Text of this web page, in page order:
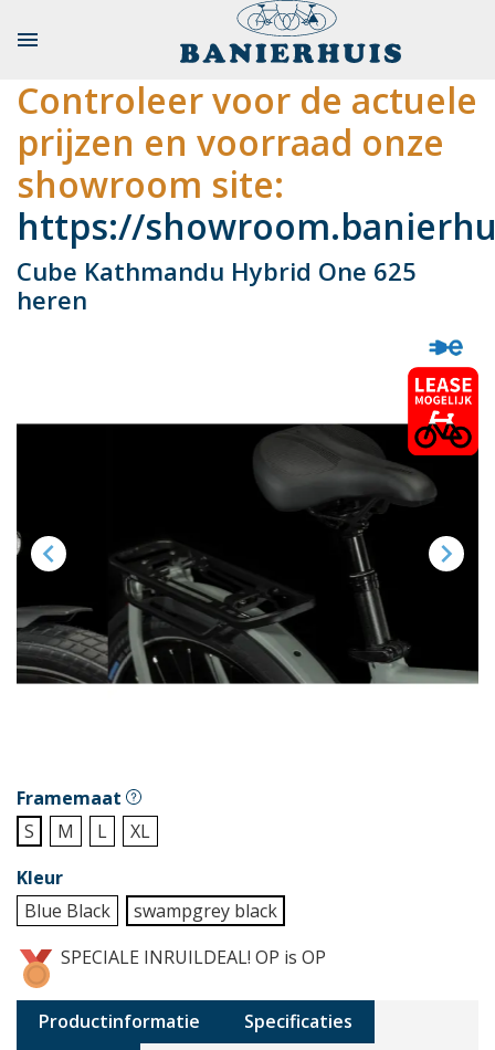

Controleer voor de actuele
prijzen en voorraad onze
showroom site:
https://
Cube Kathmandu Hybrid One 625
heren
 
Framemaat
S
M L
XL
Kleur
Blue Black
swampgrey black
SPECIALE INRUILDEAL! OP is OP
Productinformatie
Specificaties